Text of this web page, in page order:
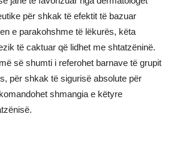
për shkak të efektit të bazuar
e parakohshme të lëkurës, këta
të caktuar që lidhet me shtatzëninë.
së shumti i referohet barnave të grupit
për shkak të sigurisë absolute për
shmangia e këtyre